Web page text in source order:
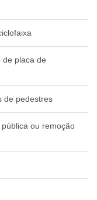
de placa de
de pedestres
ou remoção